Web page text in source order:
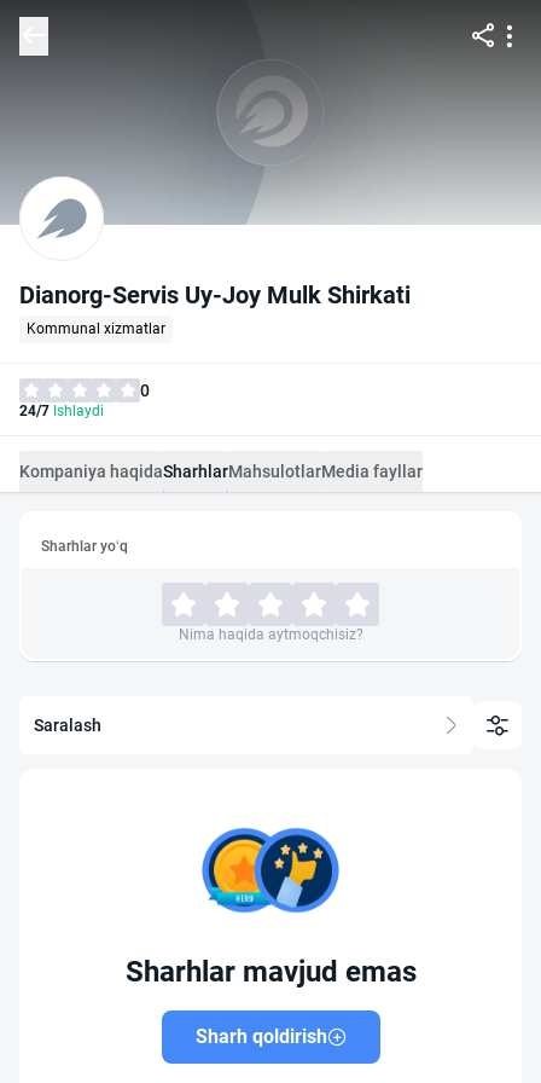
Dianorg-Servis Uy-Joy Mulk Shirkati
Kommunal xizmatlar
0
24/7 Ishlaydi
Kompaniya haqidaSharhlarMahsulotlarMedia fayllar
Sharhlar yo‘q
Nima haqida aytmoqchisiz?
Saralash
Sharhlar mavjud emas
Sharh qoldirish